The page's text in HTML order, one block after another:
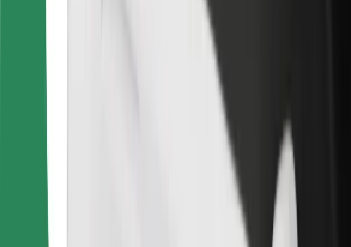
Termeni și Condiții
Obține o cursă în câteva minute!